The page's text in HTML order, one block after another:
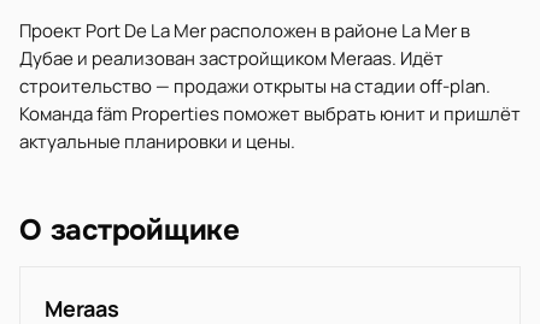
Проект Port De La Mer расположен в районе La Mer в
Дубае и реализован застройщиком Meraas. Идёт
строительство — продажи открыты на стадии off-plan.
Команда fäm Properties поможет выбрать юнит и пришлёт
актуальные планировки и цены.
О застройщике
Meraas